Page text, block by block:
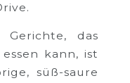
Gerichte, das
kann, ist
süß-saure